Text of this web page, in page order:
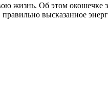
жизнь. Об этом
высказанное